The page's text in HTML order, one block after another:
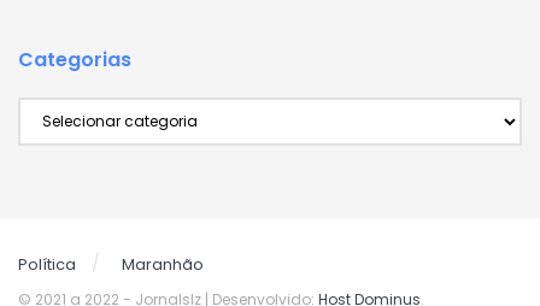
Categorias
Política Maranhão
© 2021 a 2022 - Jornalslz | Desenvolvido: Host Dominus.